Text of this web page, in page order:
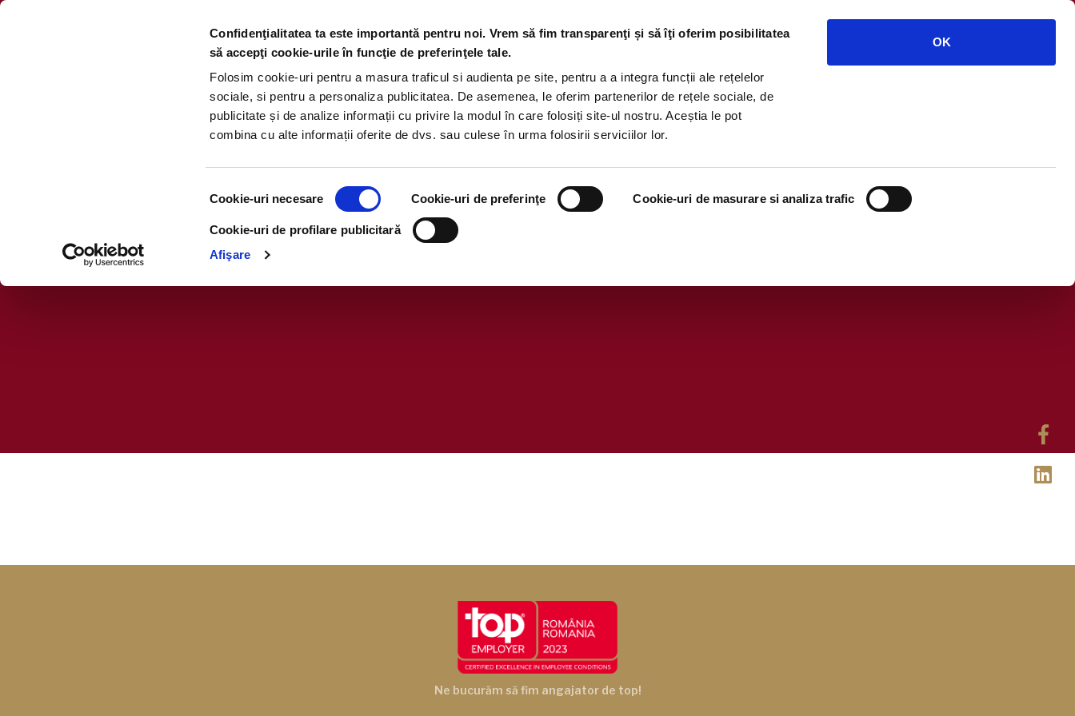
Confidenţialitatea ta este importantă pentru noi. Vrem să fim transparenţi și să îţi oferim posibilitatea
să accepţi cookie-urile în funcţie de preferinţele tale.
Folosim cookie-uri pentru a masura traficul si audienta pe site, pentru a a integra funcții ale rețelelor
sociale, si pentru a personaliza publicitatea. De asemenea, le oferim partenerilor de rețele sociale, de
publicitate și de analize informații cu privire la modul în care folosiți site-ul nostru. Aceștia le pot
combina cu alte informații oferite de dvs. sau culese în urma folosirii serviciilor lor.
consimțământului
Cookie-uri necesare Cookie-uri de preferinţe Cookie-uri de masurare si analiza trafic
Cookie-uri de profilare publicitară
Afişare
OK
Anexa 1 la regulamentul oficial al campaniei „Castiga noua specialitate Ursus Pale
Ne bucurăm să fim angajator de top!